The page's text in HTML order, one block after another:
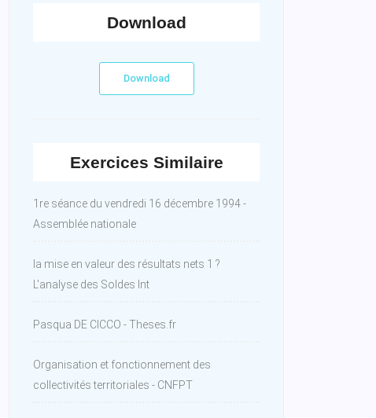
Download
Download
Exercices Similaire
1re séance du vendredi 16 décembre 1994 -
Assemblée nationale
la mise en valeur des résultats nets 1 ?
L'analyse des Soldes Int
Pasqua DE CICCO - Theses.fr
Organisation et fonctionnement des
collectivités territoriales - CNFPT